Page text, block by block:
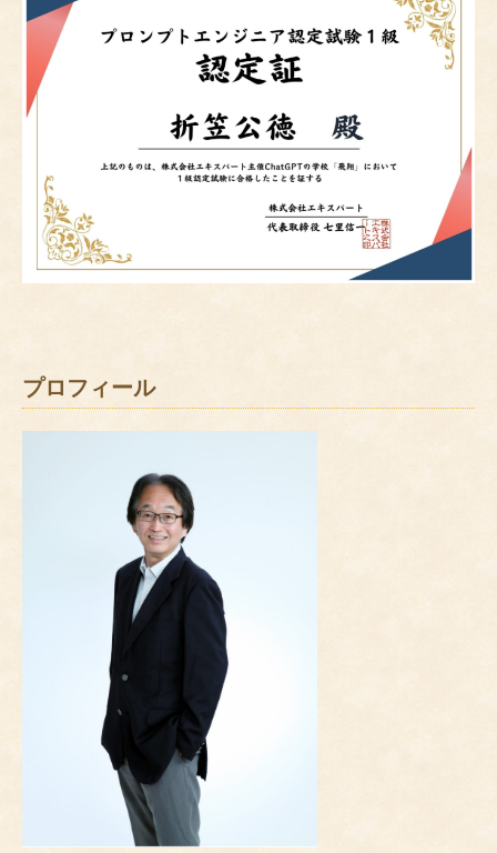
プロフィール